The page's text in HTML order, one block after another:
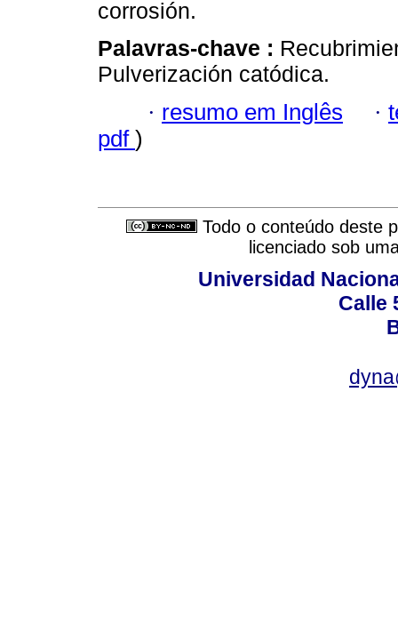
corrosión.
Palavras-chave :
Pulverización catódica.
· resumo em Inglês ·
pdf )
Todo o conteúdo deste
licenciado sob
Universidad
Calle